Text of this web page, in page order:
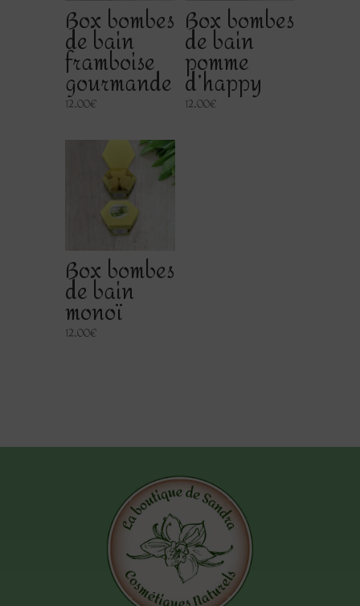
Box bombes
de bain
framboise
gourmande
12.00€
Box bombes
de bain
pomme
d’happy
12.00€
Box bombes
de bain
monoï
12.00€